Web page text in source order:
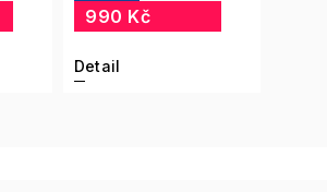
990 Kč
Detail